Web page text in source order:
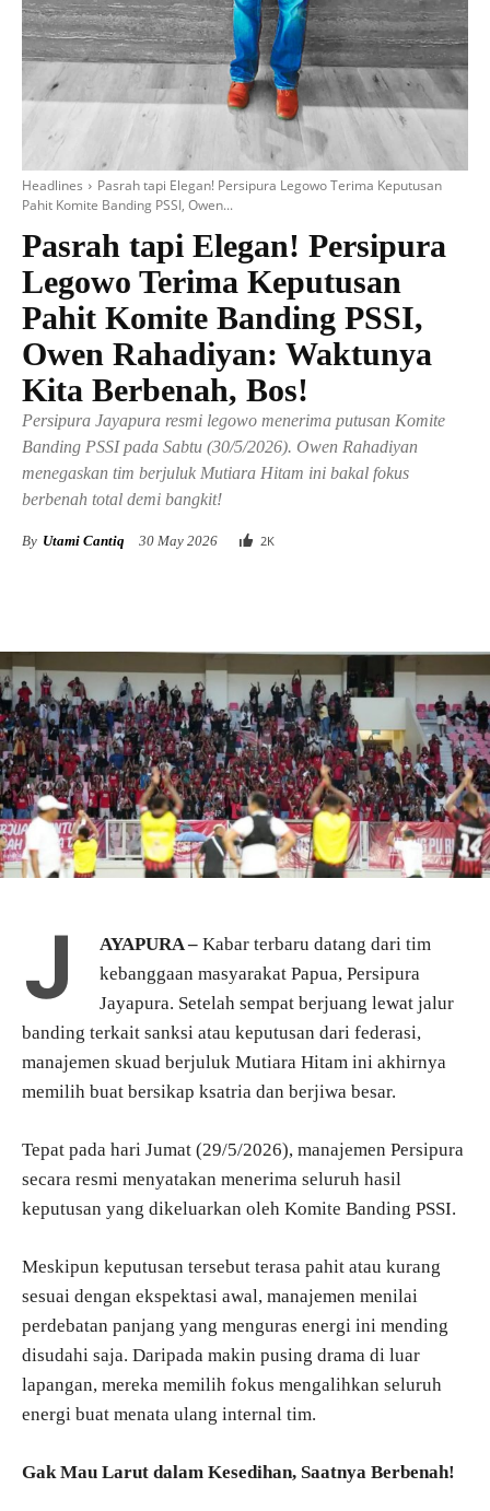
Headlines
Pasrah tapi Elegan! Persipura Legowo Terima Keputusan
Pahit Komite Banding PSSI, Owen...
Pasrah tapi Elegan! Persipura
Legowo Terima Keputusan
Pahit Komite Banding PSSI,
Owen Rahadiyan: Waktunya
Kita Berbenah, Bos!
Persipura Jayapura resmi legowo menerima putusan Komite
Banding PSSI pada Sabtu (30/5/2026). Owen Rahadiyan
menegaskan tim berjuluk Mutiara Hitam ini bakal fokus
berbenah total demi bangkit!
By Utami Cantiq 30 May 2026 2K
J AYAPURA – Kabar terbaru datang dari tim
kebanggaan masyarakat Papua, Persipura
Jayapura. Setelah sempat berjuang lewat jalur
banding terkait sanksi atau keputusan dari federasi,
manajemen skuad berjuluk Mutiara Hitam ini akhirnya
memilih buat bersikap ksatria dan berjiwa besar.
Tepat pada hari Jumat (29/5/2026), manajemen Persipura
secara resmi menyatakan menerima seluruh hasil
keputusan yang dikeluarkan oleh Komite Banding PSSI.
Meskipun keputusan tersebut terasa pahit atau kurang
sesuai dengan ekspektasi awal, manajemen menilai
perdebatan panjang yang menguras energi ini mending
disudahi saja. Daripada makin pusing drama di luar
lapangan, mereka memilih fokus mengalihkan seluruh
energi buat menata ulang internal tim.
Gak Mau Larut dalam Kesedihan, Saatnya Berbenah!